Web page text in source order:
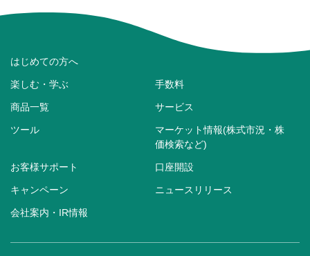
はじめての方へ
楽しむ・学ぶ 手数料
商品一覧 サービス
ツール
マーケット情報(株式市況・株
価検索など)
お客様サポート 口座開設
キャンペーン ニュースリリース
会社案内・IR情報